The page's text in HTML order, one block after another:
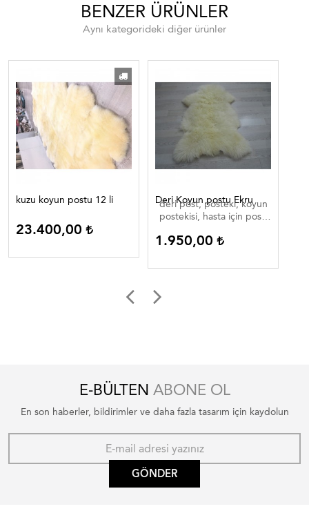
BENZER ÜRÜNLER
Aynı kategorideki diğer ürünler
kuzu koyun postu 12 li
23.400,00
Deri Koyun postu Ekru
deri post, posteki, koyun
postekisi, hasta için post,
1.950,00
E-BÜLTEN ABONE OL
En son haberler, bildirimler ve daha fazla tasarım için kaydolun
GÖNDER